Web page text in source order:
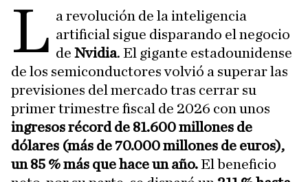
L a revolución de la inteligencia
artificial sigue disparando el negocio
deNvidia. El gigante estadounidense
de los semiconductores volvió a superar las
previsiones del mercado tras cerrar su
primer trimestre fiscal de 2026 con unos
ingresos récord de 81.600 millones de
dólares (más de 70.000 millones de euros),
un 85 % más que hace un año.El beneficio